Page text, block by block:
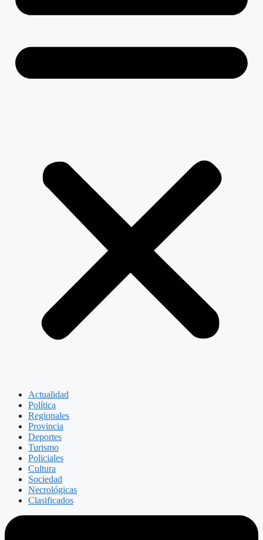
Actualidad
Política
Regionales
Provincia
Deportes
Turismo
Policiales
Cultura
Sociedad
Necrológicas
Clasificados